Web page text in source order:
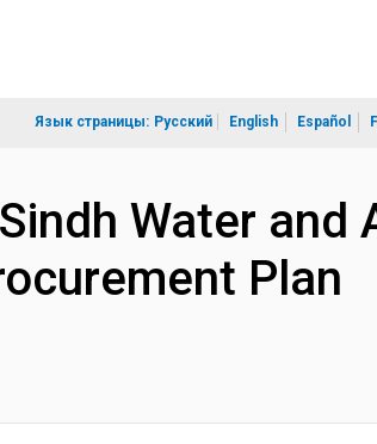
Язык страницы: Русский English Español
Water and
Plan